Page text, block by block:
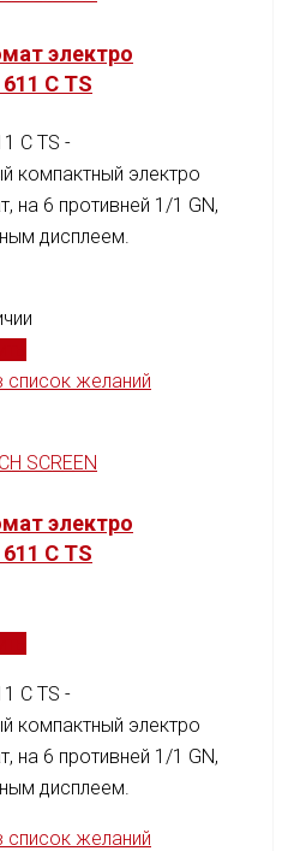
электро
C TS
C TS -
компактный электро
на 6 противней 1/1 GN,
дисплеем.
список желаний
SCREEN
электро
C TS
C TS -
компактный электро
на 6 противней 1/1 GN,
дисплеем.
список желаний